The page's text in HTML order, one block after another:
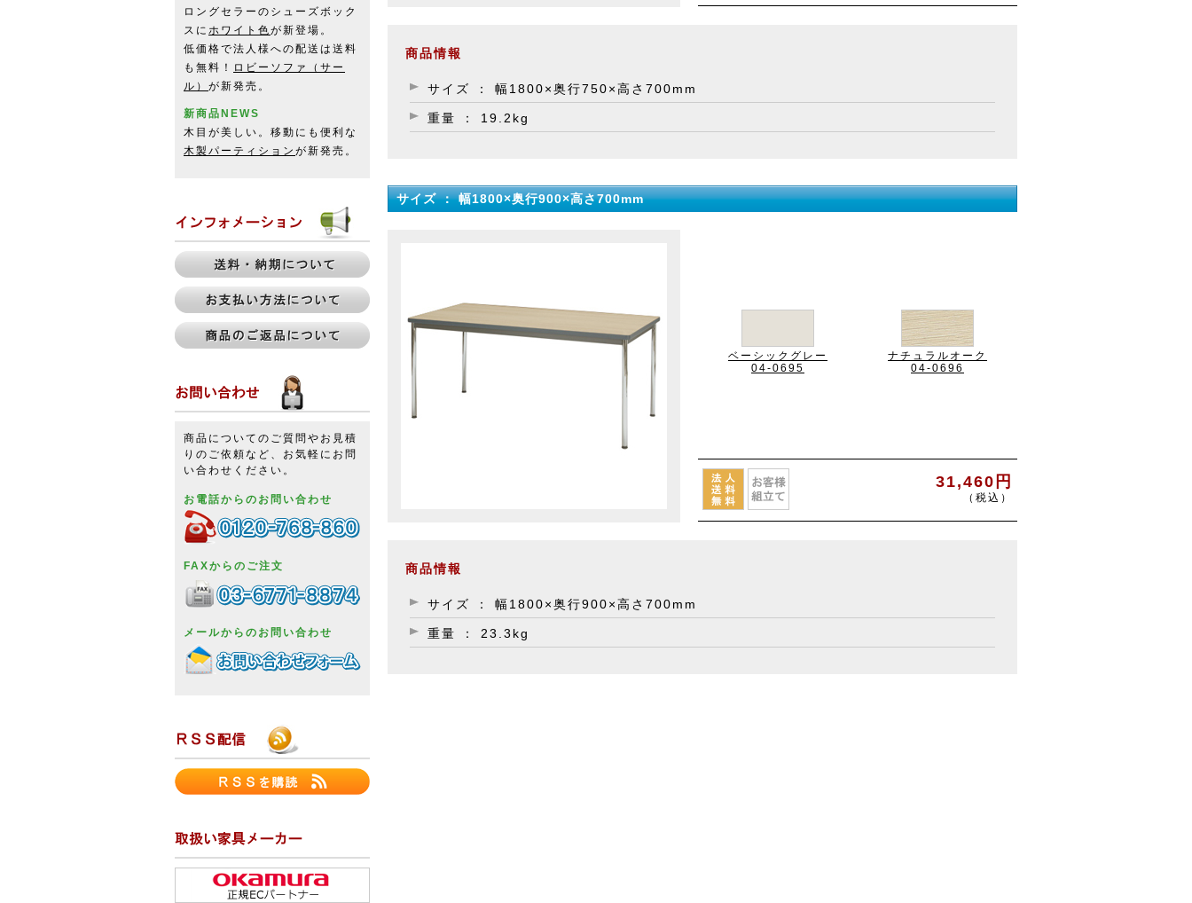
商品情報
サイズ ： 幅1800×奥行750×高さ700mm
重量 ： 19.2kg
サイズ ： 幅1800×奥行900×高さ700mm
ベーシックグレー
04-0695
ナチュラルオーク
04-0696
31,460円
（税込）
商品情報
サイズ ： 幅1800×奥行900×高さ700mm
重量 ： 23.3kg
ロングセラーのシューズボック
スに ホワイト色が新登場。
低価格で法人様への配送は送料
も無料！
ロビーソファ（サー
ル） が新発売。
新商品NEWS
木目が美しい。移動にも便利な
木製パーティション が新発売。
商品についてのご質問やお見積
りのご依頼など、お気軽にお問
い合わせください。
お電話からのお問い合わせ
FAXからのご注文
メールからのお問い合わせ